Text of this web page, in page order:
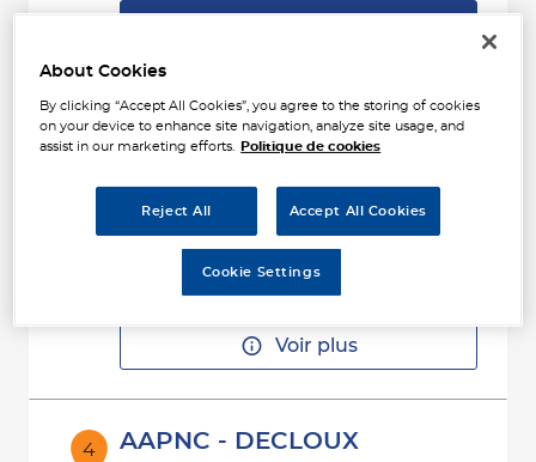
BOULOGNE
1 B RUE CASTEJA
92100 BOULOGNE-BILLANCOURT
Fermé actuellement
Téléphone
Voir plus
4 AAPNC - DECLOUX
About Cookies
By clicking “Accept All Cookies”, you agree to the storing of cookies
on your device to enhance site navigation, analyze site usage, and
assist in our marketing efforts.
Politique de cookies
Reject All Accept All Cookies
Cookie Settings